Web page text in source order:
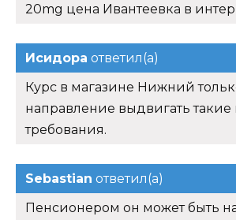
20mg цена Ивантеевка в
Исидора ответил(а)
Курс в магазине Нижний
направление выдвигать
требования.
Sebastian ответил(а)
Пенсионером он может быть